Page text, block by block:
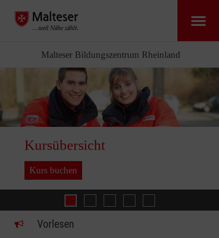
Malteser Bildungszentrum Rheinland
Kursübersicht
Kurs buchen
Kursübersicht
Rettungsdienst
Katastrophenschutz
Desinfektoren
Vorlesen